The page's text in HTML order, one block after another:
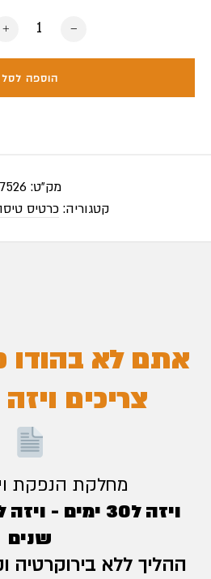
כמות של כרטיס טיסה
הוספה לסל
מק"ט: 7526
קטגוריה:כרטיס
אתם לא
צריכים
מחלקת הנפקת
שנים
ההליך ללא בירוקרטיה